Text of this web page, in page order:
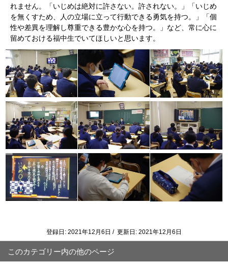
れません。「いじめは絶対に許さない。許されない。」「いじめ
を無くすため、人の立場に立って行動できる勇気を持つ。」「個
性や差異を理解し尊重できる豊かな心を持つ。」など、常に心に
留めておける福中生でいてほしいと思います。
登録日: 2021年12月6日 / 更新日: 2021年12月6日
このカテゴリー内の他のページ